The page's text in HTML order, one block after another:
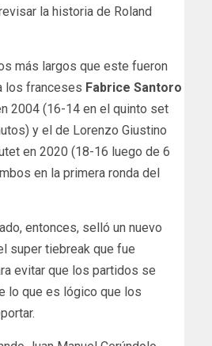
la historia de Roland
más largos que este fueron
los franceses Fabrice Santoro
2004 (16-14 en el quinto set
y el de Lorenzo Giustino
en 2020 (18-16 luego de 6
en la primera ronda del
entonces, selló un nuevo
super tiebreak que fue
evitar que los partidos se
lo que es lógico que los